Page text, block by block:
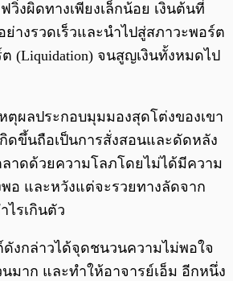
วิ่งผิดทางเพียงเล็กน้อย เงินต้นที่
ย่างรวดเร็วและนำไปสู่สภาวะพอร์ต
(Liquidation) จนสูญเงินทั้งหมดไป
ตุผลประกอบมุมมองสุดโต่งของเขา
ดขึ้นถือเป็นการสั่งสอนและดัดหลัง
าดด้วยความโลภโดยไม่ได้มีความ
พอ และหวังแต่จะรวยทางลัดจาก
ไรเกินตัว
งกล่าวได้จุดชนวนความไม่พอใจ
มาก และทำให้อาจารย์เอ็ม อีกหนึ่ง